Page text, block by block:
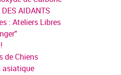
AIDANTS
: Ateliers Libres
de Chiens
asiatique